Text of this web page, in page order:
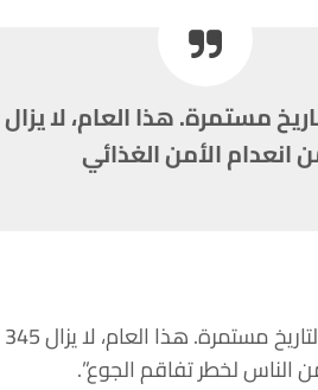
انعدام الأمن الغذائي
الناس لخطر تفاقم الجوع”.